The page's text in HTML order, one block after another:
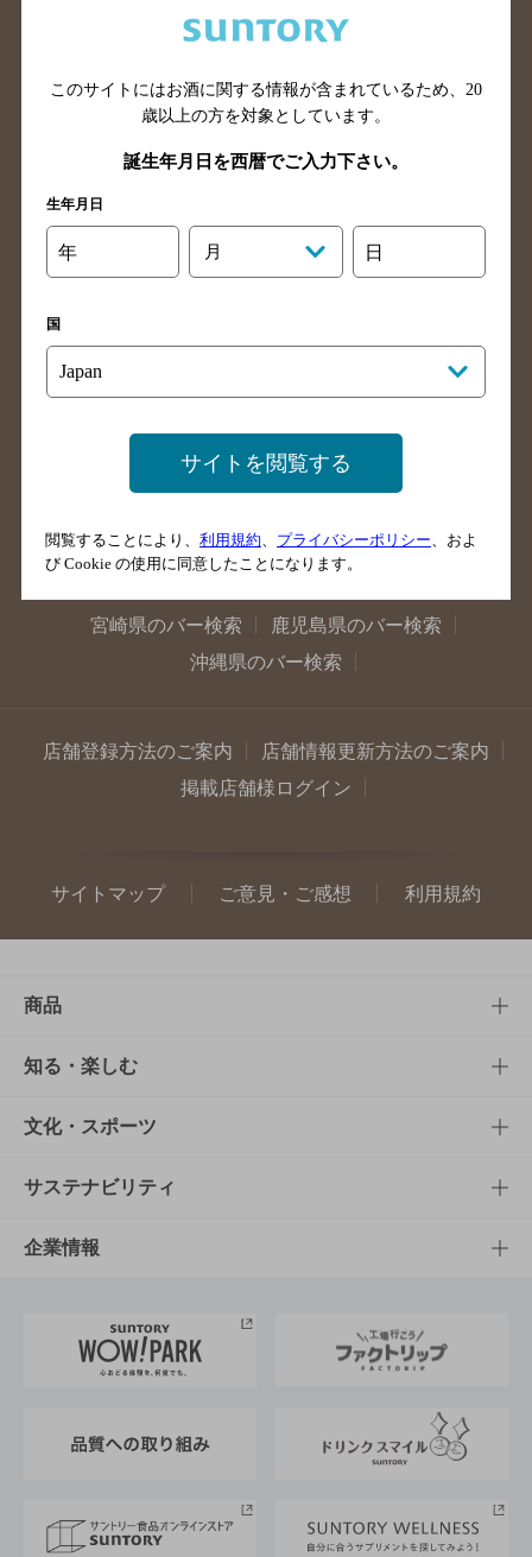
新潟県のバー検索
東京都のバー検索
埼玉県のバー検索
愛知県のバー検索
大阪府のバー検索
京都府のバー検索
広島県のバー検索
山口県のバー検索
鳥取県のバー検索
島根県のバー検索
徳島県のバー検索
香川県のバー検索
愛媛県のバー検索
長崎県のバー検索
佐賀県のバー検索
宮崎県のバー検索
鹿児島県のバー検索
沖縄県のバー検索
店舗登録方法のご案内
店舗情報更新方法のご案内
掲載店舗様ログイン
サイトマップ ご意見・ご感想 利用規約
商品
商品TOP
商品一覧
商品発売情報
栄養成分一覧
知る・楽しむ
知る・楽しむTOP
キャンペーン
工場見学
地域情報
文化・スポーツ
文化・スポーツTOP
サントリーホール
サントリーサンバーズ大阪
サステナビリティ
サステナビリティTOP
サントリーが考えるサステナビリティ経営
企業情報
企業概要
採用情報
このサイトにはお酒に関する情報が含まれているため、 20
歳以上の方を対象としています。
誕生年月日を西暦でご入力下さい。
生年月日
年 月 日
国
サイトを閲覧する
閲覧することにより、 利用規約 プライバシーポリシー 、およ
び Cookie の使用に同意したことになります。